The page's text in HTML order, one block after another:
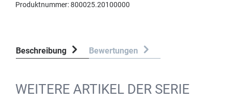
Produktnummer:800025.20100000
Beschreibung Bewertungen
WEITERE ARTIKEL DER SERIE